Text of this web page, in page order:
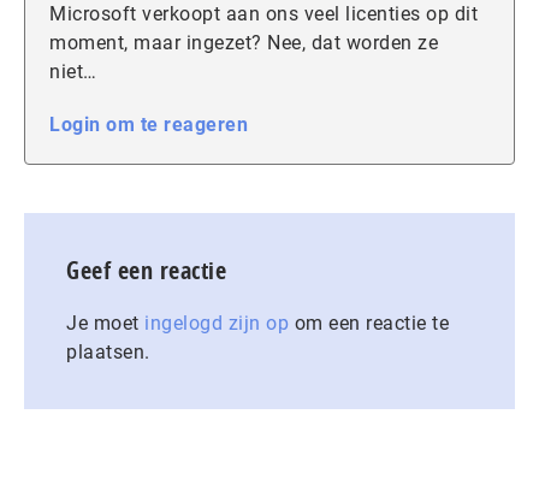
Microsoft verkoopt aan ons veel licenties op dit
moment, maar ingezet? Nee, dat worden ze
niet…
Login om te reageren
Geef een reactie
Je moet ingelogd zijn op om een reactie te
plaatsen.